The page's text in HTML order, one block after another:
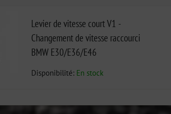
Levier de vitesse court V1 -
Changement de vitesse raccourci
BMW E30/E36/E46
Disponibilité: En stock